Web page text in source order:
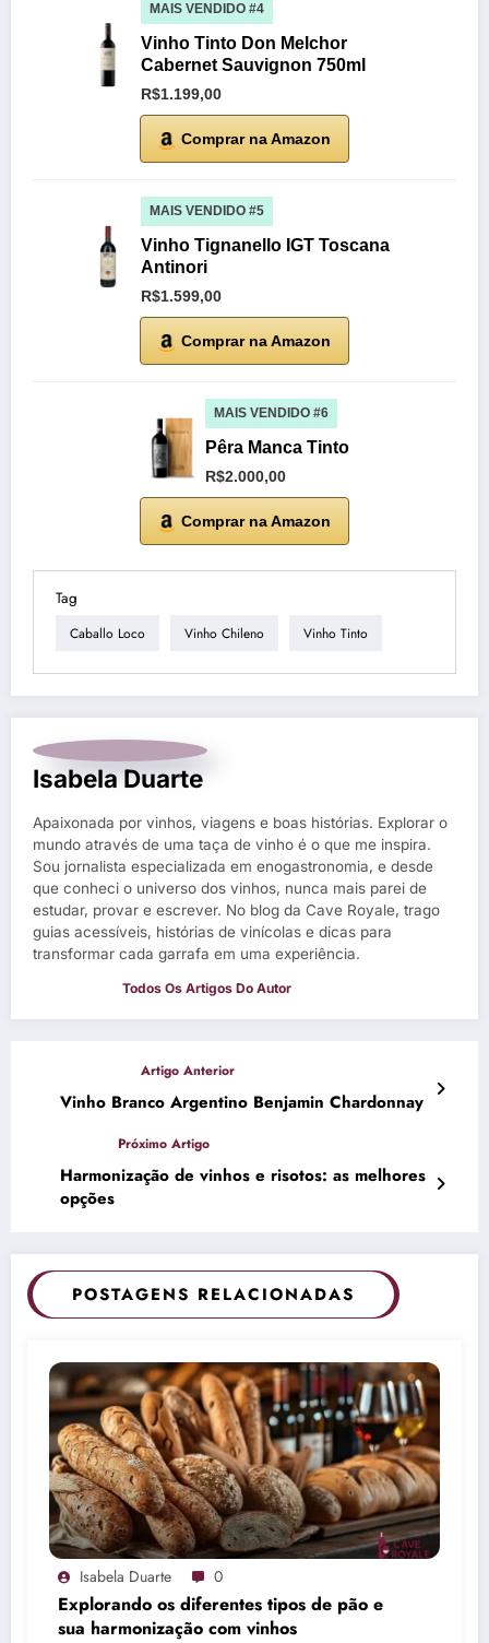
MAIS VENDIDO #4
Vinho Tinto Don Melchor
Cabernet Sauvignon 750ml
R$1.199,00
Comprar na Amazon
MAIS VENDIDO #5
Vinho Tignanello IGT Toscana
Antinori
R$1.599,00
Comprar na Amazon
MAIS VENDIDO #6
Pêra Manca Tinto
R$2.000,00
Comprar na Amazon
Tag
Caballo Loco Vinho Chileno Vinho Tinto
Isabela Duarte
Apaixonada por vinhos, viagens e boas histórias. Explorar o
mundo através de uma taça de vinho é o que me inspira.
Sou jornalista especializada em enogastronomia, e desde
que conheci o universo dos vinhos, nunca mais parei de
estudar, provar e escrever. No blog da Cave Royale, trago
guias acessíveis, histórias de vinícolas e dicas para
transformar cada garrafa em uma experiência.
Vinho Branco Argentino Benjamin Chardonnay
Harmonização de vinhos e risotos: as melhores
opções
POSTAGENS RELACIONADAS
Isabela Duarte 0
Explorando os diferentes tipos de pão e
sua harmonização com vinhos